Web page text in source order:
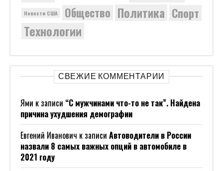
Новости США Общество Политика Спорт
Технологии
СВЕЖИЕ КОММЕНТАРИИ
Ями к записи “С мужчинами что-то не так”. Найдена
причина ухудшения демографии
Евгений Иванович к записи Автоводители в России
назвали 8 самых важных опций в автомобиле в
2021 году